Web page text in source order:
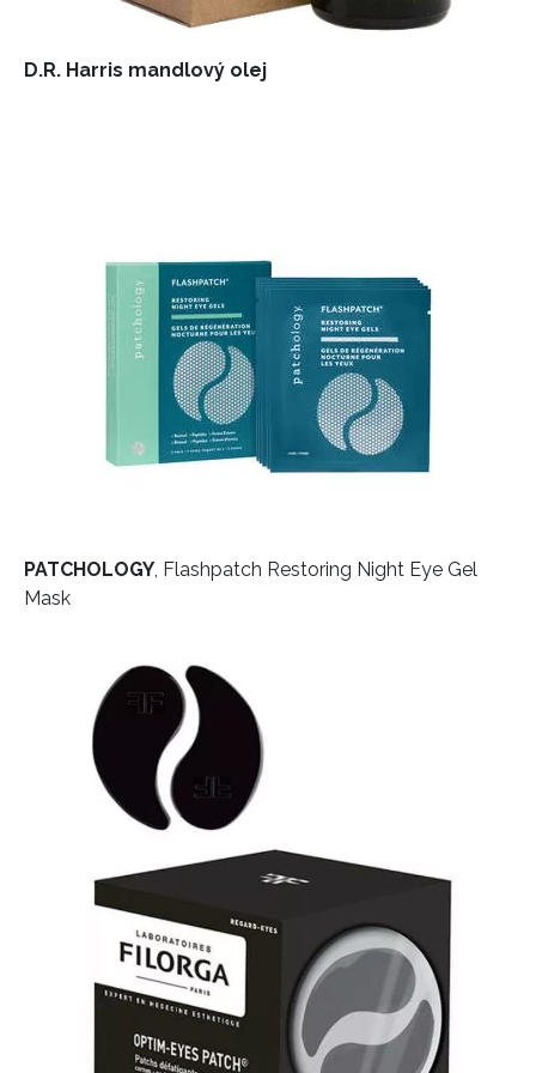
D.R. Harris mandlový olej
PATCHOLOGY, Flashpatch Restoring Night Eye Gel
Mask